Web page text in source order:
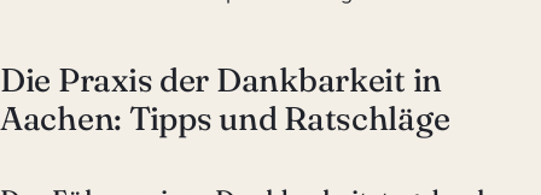
Die Praxis der Dankbarkeit in
Aachen: Tipps und Ratschläge